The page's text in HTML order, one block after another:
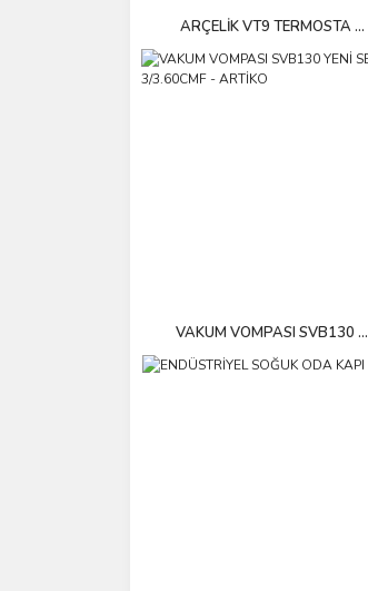
ARÇELİK VT9 TERMOSTA ...
VAKUM VOMPASI SVB130 ...